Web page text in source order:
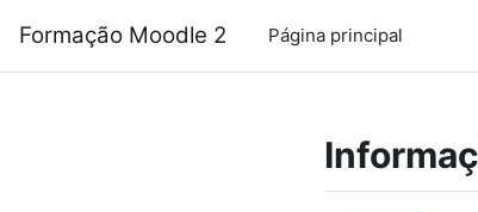
Formação Moodle 2 Página principal